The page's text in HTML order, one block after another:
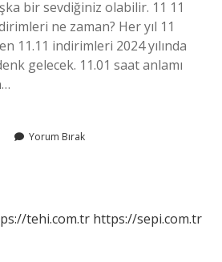
bir sevdiğiniz olabilir. 11 11
ne zaman? Her yıl 11
11.11 indirimleri 2024 yılında
gelecek. 11.01 saat anlamı
Yorum Bırak
tehi.com.tr https://sepi.com.tr